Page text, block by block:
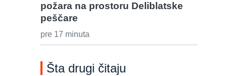
požara na prostoru Deliblatske
peščare
pre 17 minuta
Šta drugi čitaju